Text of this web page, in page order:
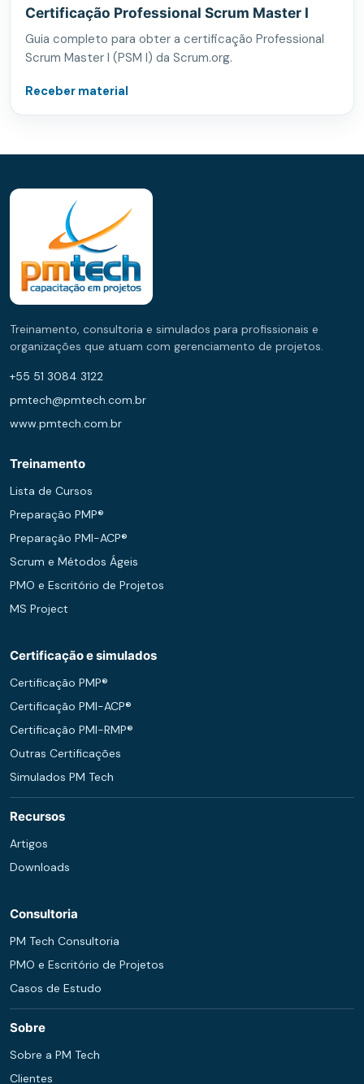
Certificação Professional Scrum Master I
Guia completo para obter a certificação Professional
Scrum Master I (PSM I) da Scrum.org.
Receber material
Treinamento, consultoria e simulados para profissionais e
organizações que atuam com gerenciamento de projetos.
+55 51 3084 3122
pmtech@pmtech.com.br
www.pmtech.com.br
Treinamento
Lista de Cursos
Preparação PMP®
Preparação PMI-ACP®
Scrum e Métodos Ágeis
PMO e Escritório de Projetos
MS Project
Certificação e simulados
Certificação PMP®
Certificação PMI-ACP®
Certificação PMI-RMP®
Outras Certificações
Simulados PM Tech
Recursos
Artigos
Downloads
Consultoria
PM Tech Consultoria
PMO e Escritório de Projetos
Casos de Estudo
Sobre
Sobre a PM Tech
Clientes